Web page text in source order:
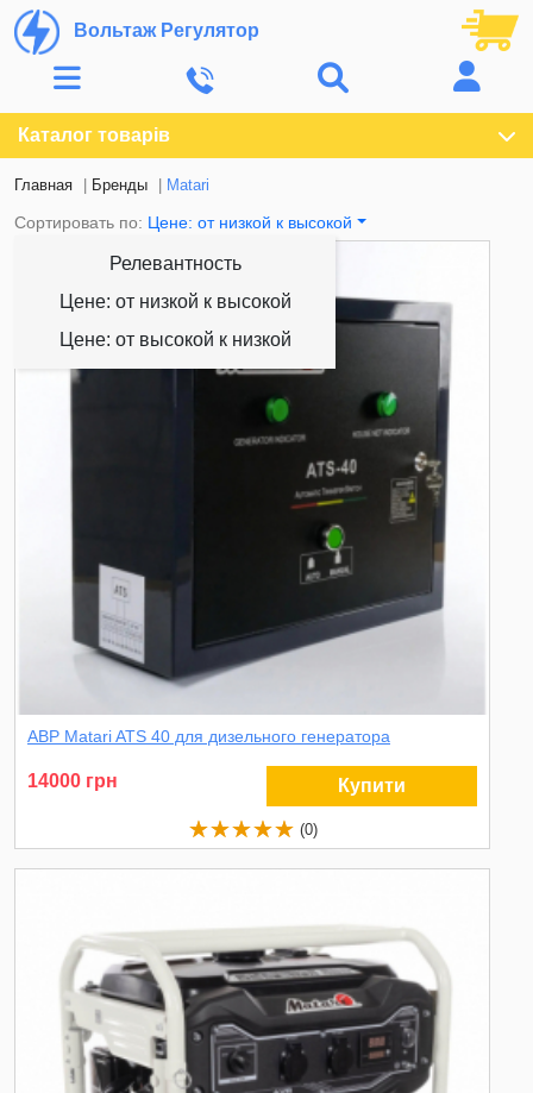
Вольтаж Регулятор
Каталог товарів
Главная Бренды Matari
Сортировать по: Цене: от низкой к высокой
Релевантность
Цене: от низкой к высокой
Цене: от высокой к низкой
АВР Matari ATS 40 для дизельного генератора
14000 грн Купити
(0)